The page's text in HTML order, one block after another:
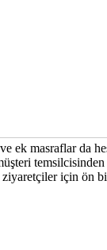
ek masraflar
için ön